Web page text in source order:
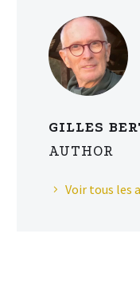
GILLES
AUTHOR
Voir tous les